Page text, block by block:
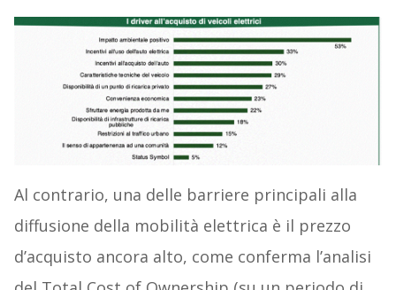
Al contrario, una delle barriere principali alla
diffusione della mobilità elettrica è il prezzo
d’acquisto ancora alto, come conferma l’analisi